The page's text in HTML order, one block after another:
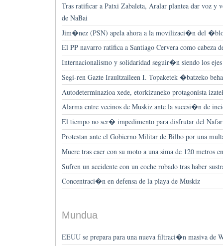
Tras ratificar a Patxi Zabaleta, Aralar plantea dar voz y
de NaBai
Jim�nez (PSN) apela ahora a la movilizaci�n del
El PP navarro ratifica a Santiago Cervera como cabeza
Internacionalismo y solidaridad seguir�n siendo los
Segi-ren Gazte Iraultzaileen I. Topaketek �batzeko
Autodeterminazioa xede, etorkizuneko protagonista
Alarma entre vecinos de Muskiz ante la sucesi�n de
El tiempo no ser� impedimento para disfrutar del
Protestan ante el Gobierno Militar de Bilbo por una
Muere tras caer con su moto a una sima de 120 metros
Sufren un accidente con un coche robado tras haber
Concentraci�n en defensa de la playa de Muskiz
Mundua
EEUU se prepara para una nueva filtraci�n masiva de